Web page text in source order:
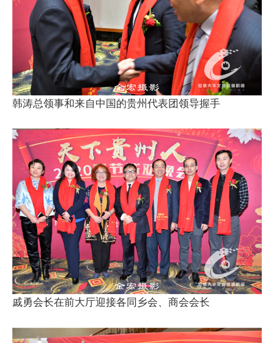
韩涛总领事和来自中国的贵州代表团领导握手
戚勇会长在前大厅迎接各同乡会、商会会长